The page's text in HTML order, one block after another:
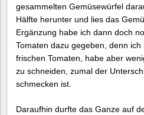
gesammelten Gemüsewürfel
Hälfte herunter und lies das
Ergänzung habe ich dann doch
Tomaten dazu gegeben, denn
frischen Tomaten, habe aber
zu schneiden, zumal der
schmecken ist.
Daraufhin durfte das Ganze auf